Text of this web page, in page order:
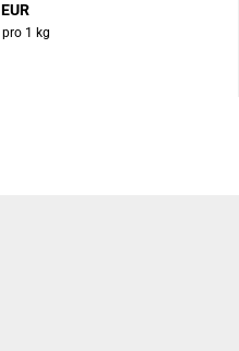
pro 1 kg